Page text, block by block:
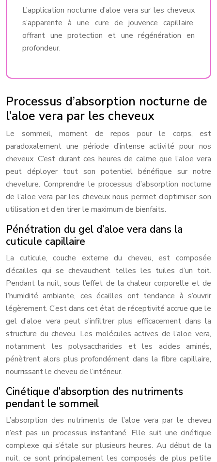
L’application nocturne d’aloe vera sur les cheveux
s’apparente à une cure de jouvence capillaire,
offrant une protection et une régénération en
profondeur.
Processus d’absorption nocturne de
l’aloe vera par les cheveux
Le sommeil, moment de repos pour le corps, est
paradoxalement une période d’intense activité pour nos
cheveux. C’est durant ces heures de calme que l’aloe vera
peut déployer tout son potentiel bénéfique sur notre
chevelure. Comprendre le processus d’absorption nocturne
de l’aloe vera par les cheveux nous permet d’optimiser son
utilisation et d’en tirer le maximum de bienfaits.
Pénétration du gel d’aloe vera dans la
cuticule capillaire
La cuticule, couche externe du cheveu, est composée
d’écailles qui se chevauchent telles les tuiles d’un toit.
Pendant la nuit, sous l’effet de la chaleur corporelle et de
l’humidité ambiante, ces écailles ont tendance à s’ouvrir
légèrement. C’est dans cet état de réceptivité accrue que le
gel d’aloe vera peut s’infiltrer plus efficacement dans la
structure du cheveu. Les molécules actives de l’aloe vera,
notamment les polysaccharides et les acides aminés,
pénètrent alors plus profondément dans la fibre capillaire,
nourrissant le cheveu de l’intérieur.
Cinétique d’absorption des nutriments
pendant le sommeil
L’absorption des nutriments de l’aloe vera par le cheveu
n’est pas un processus instantané. Elle suit une cinétique
complexe qui s’étale sur plusieurs heures. Au début de la
nuit, ce sont principalement les composés de plus petite